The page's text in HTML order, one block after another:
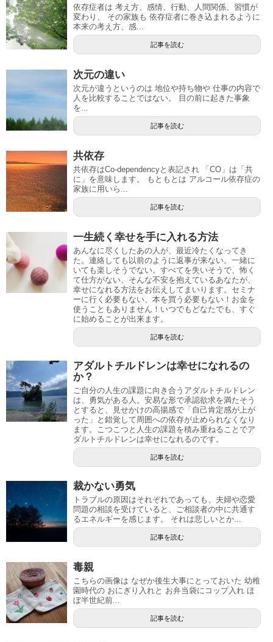
依存症者は 考え方、感情、行動、人間関係、習慣が
変わり、 その家族も 依存症者に巻き込まれるように
本来の考え方、感...
記事を読む
次元の違い
次元が違うというのは 地位や持ち物や 仕事の内容で
人を比較することではない。 目の前に起きた事象
を...
記事を読む
共依存
共依存はCo-dependencyと表記され 「CO」は「共
に」を意味します。 もともとは アルコール依存症の
家族に用いら...
記事を読む
一生続く幸せを手に入れる方法
あんなに尽くしたあの人が、最近冷たくなってき
た。連絡しても以前のように返事が来ない。一緒に
いても楽しそうでない。すべてを失いそうで、怖く
て仕方がない、そんな不安を抱えているあなたが、
幸せになれる方法をお伝えしてまいります。セミナ
ーに行く必要もない、本を買う必要もない！お金を
使うこともありません！いつでもどなたでも、すぐ
に始めることが出来ます。
記事を読む
アダルトチルドレンは幸せになれるの
か？
ご自分の人生の課題に向き合うアダルトチルドレン
は、勇気がある人。安易な形で承認欲求を満たそう
とすると、見せかけの高揚感で「自己肯定感が上が
った」と錯覚して周囲への依存が止められなくなり
ます。こつこつと人生の課題を積み重ねることでア
ダルトチルドレンは幸せになれるのです。
記事を読む
裁かない勇気
トラブルの原因はそれぞれであっても、夫婦や恋愛
問題の相談を受けていると、ご相談者の中に共通す
るエネルギーを感じます。 それは悲しいとか...
記事を読む
毒親
こちらの画像は なぜか後生大事にとっておいた 幼稚
園時代の おにぎり入れと お弁当袋にコップ入れ ほ
ぼ半世紀前...
記事を読む